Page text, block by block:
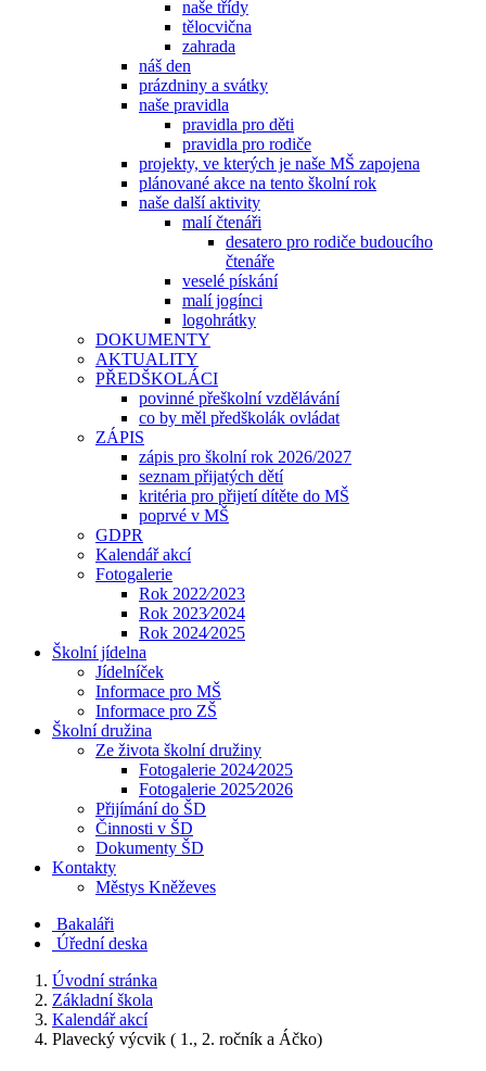
naše třídy
tělocvična
zahrada
náš den
prázdniny a svátky
naše pravidla
pravidla pro děti
pravidla pro rodiče
projekty, ve kterých je naše MŠ zapojena
plánované akce na tento školní rok
naše další aktivity
malí čtenáři
desatero pro rodiče budoucího
čtenáře
veselé pískání
malí jogínci
logohrátky
DOKUMENTY
AKTUALITY
PŘEDŠKOLÁCI
povinné přeškolní vzdělávání
co by měl předškolák ovládat
ZÁPIS
zápis pro školní rok 2026/2027
seznam přijatých dětí
kritéria pro přijetí dítěte do MŠ
poprvé v MŠ
GDPR
Kalendář akcí
Fotogalerie
Rok 2022⁄2023
Rok 2023⁄2024
Rok 2024⁄2025
Školní jídelna
Jídelníček
Informace pro MŠ
Informace pro ZŠ
Školní družina
Ze života školní družiny
Fotogalerie 2024⁄2025
Fotogalerie 2025⁄2026
Přijímání do ŠD
Činnosti v ŠD
Dokumenty ŠD
Kontakty
Městys Kněževes
Bakaláři
Úřední deska
Úvodní stránka
Základní škola
Kalendář akcí
Plavecký výcvik ( 1., 2. ročník a Áčko)